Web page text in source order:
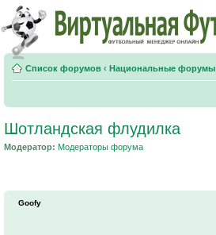
Список форумов ‹ Национальные форумы
Шотландская флудилка
Модератор: Модераторы форума
Goofy